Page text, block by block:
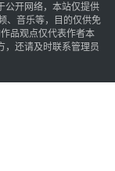
公开网络，本站仅提供
、音乐等，目的仅供免
品观点仅代表作者本
，还请及时联系管理员